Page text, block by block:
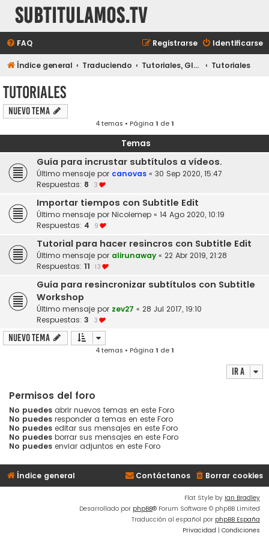
subtitulamos.tv
FAQ Identificarse
Registrarse
Índice general Traduciendo Tutoriales, Glosarios y Ayudas Tutoriales
Tutoriales
Nuevo Tema
4 temas • Página 1 de1
Temas
Guía para incrustar subtítulos a vídeos.
Último mensaje por canovas « 30 Sep 2020, 15:47
Respuestas: 8 3
Importar tiempos con Subtitle Edit
Último mensaje por Nicolemep « 14 Ago 2020, 10:19
Respuestas: 4 9
Tutorial para hacer resincros con Subtitle Edit
Último mensaje por alirunaway « 22 Abr 2019, 21:28
Respuestas: 11 13
Guía para resincronizar subtítulos con Subtitle
Workshop
Último mensaje por zev27 « 28 Jul 2017, 19:10
Respuestas: 3 3
Nuevo Tema
4 temas • Página 1 de1
Ir a
Permisos del foro
No puedes abrir nuevos temas en este Foro
No puedes responder a temas en este Foro
No puedes editar sus mensajes en este Foro
No puedes borrar sus mensajes en este Foro
No puedes enviar adjuntos en este Foro
Índice general Borrar cookies
Contáctanos
Flat Style by Ian Bradley
Desarrollado por phpBB® Forum Software © phpBB Limited
Traducción al español por phpBB España
Privacidad | Condiciones